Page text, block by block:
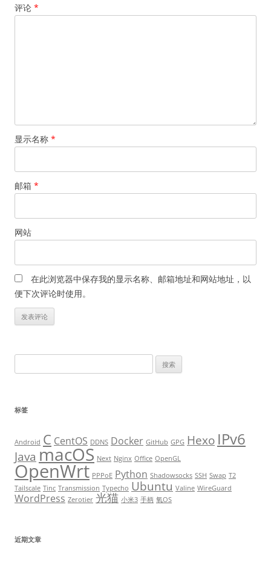
评论 *
显示名称 *
邮箱 *
网站
在此浏览器中保存我的显示名称、邮箱地址和网站地址，以
便下次评论时使用。
索
标签
Android C CentOS DDNS Docker GitHub GPG Hexo IPv6
Java macOS Next Nginx Office OpenGL
OpenWrt PPPoE Python Shadowsocks SSH Swap T2
Tailscale Tinc Transmission Typecho Ubuntu Valine WireGuard
WordPress Zerotier 光猫 小米3 手柄 氧OS
近期文章